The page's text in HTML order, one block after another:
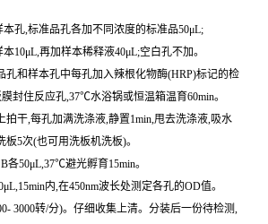
孔,标准品孔各加不同浓度的标准品50μL;
10μL,再加样本稀释液40μL;空白孔不加。
孔和样本孔中每孔加入辣根化物酶(HRP)标记的检
封住反应孔,37℃水浴锅或恒温箱温育60min。
拍干,每孔加满洗涤液,静置1min,甩去洗涤液,吸水
5次(也可用洗板机洗板)。
各50μL,37℃避光孵育15min。
内,在450nm波长处测定各孔的OD值。
3000转/分)。仔细收集上清。分装后一份待检测,